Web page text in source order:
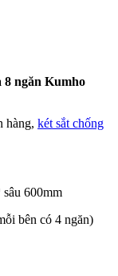
8 ngăn Kumho
hàng, két sắt chống
600mm
bên có 4 ngăn)